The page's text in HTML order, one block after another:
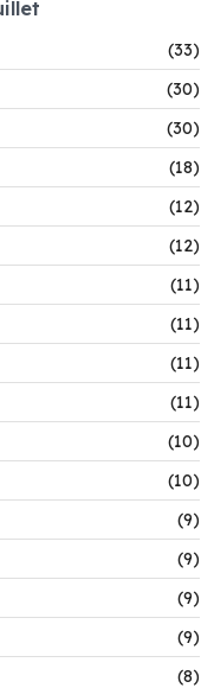
(33)
(30)
(30)
(18)
(12)
(12)
(11)
(11)
(11)
(11)
(10)
(10)
(9)
(9)
(9)
(9)
(8)